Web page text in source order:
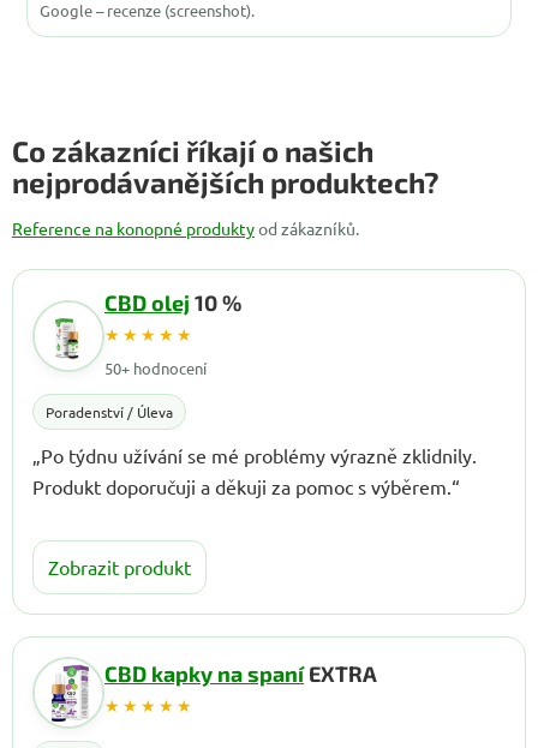
Google – recenze (screenshot).
Co zákazníci říkají o našich
nejprodávanějších produktech?
Reference na konopné produktyod zákazníků.
CBD olej 10 %
★★★★★
50+ hodnocení
Poradenství / Úleva
„Po týdnu užívání se mé problémy výrazně zklidnily.
Produkt doporučuji a děkuji za pomoc s výběrem.“
Zobrazit produkt
CBD kapky na spaníEXTRA
★★★★★